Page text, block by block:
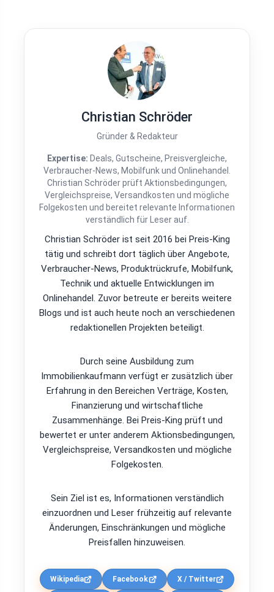
Christian Schröder
Gründer & Redakteur
Expertise: Deals, Gutscheine, Preisvergleiche,
Verbraucher-News, Mobilfunk und Onlinehandel.
Christian Schröder prüft Aktionsbedingungen,
Vergleichspreise, Versandkosten und mögliche
Folgekosten und bereitet relevante Informationen
verständlich für Leser auf.
Christian Schröder ist seit 2016 bei Preis-King
tätig und schreibt dort täglich über Angebote,
Verbraucher-News, Produktrückrufe, Mobilfunk,
Technik und aktuelle Entwicklungen im
Onlinehandel. Zuvor betreute er bereits weitere
Blogs und ist auch heute noch an verschiedenen
redaktionellen Projekten beteiligt.
Durch seine Ausbildung zum
Immobilienkaufmann verfügt er zusätzlich über
Erfahrung in den Bereichen Verträge, Kosten,
Finanzierung und wirtschaftliche
Zusammenhänge. Bei Preis-King prüft und
bewertet er unter anderem Aktionsbedingungen,
Vergleichspreise, Versandkosten und mögliche
Folgekosten.
Sein Ziel ist es, Informationen verständlich
einzuordnen und Leser frühzeitig auf relevante
Änderungen, Einschränkungen und mögliche
Preisfallen hinzuweisen.
Wikipedia Facebook X / Twitter